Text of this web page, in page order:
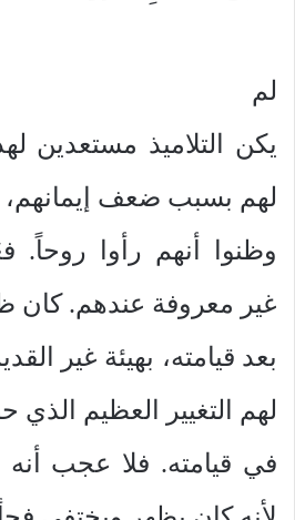
لم
يكن التلاميذ مستعدين
لهم بسبب ضعف إيمانهم،
وظنوا أنهم رأوا روحاً.
غير معروفة عندهم. كان
بعد قيامته، بهيئة غير
لهم التغيير العظيم
في قيامته. فلا عجب أنه